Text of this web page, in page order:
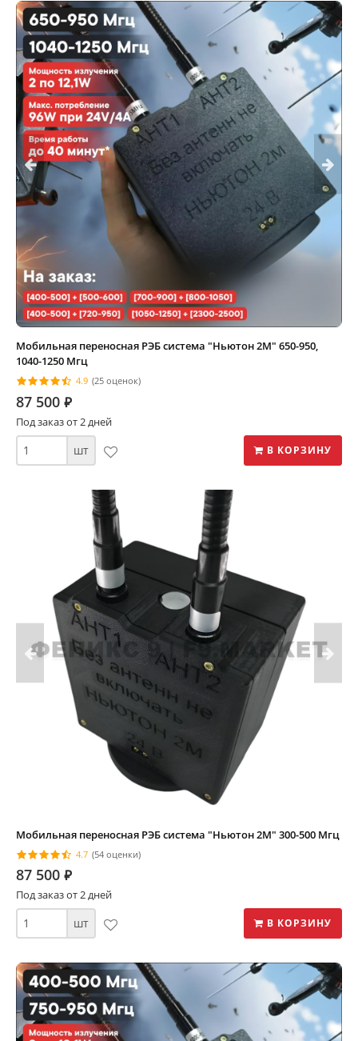
Мобильная переносная РЭБ система "Ньютон 2М" 650-950,
1040-1250 Мгц
4.9 (25 оценок)
87 500 ⃏
Под заказ от 2 дней
шт В КОРЗИНУ
Мобильная переносная РЭБ система "Ньютон 2М" 300-500 Мгц
4.7 (54 оценки)
87 500 ⃏
Под заказ от 2 дней
шт В КОРЗИНУ